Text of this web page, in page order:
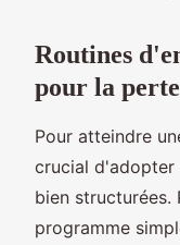
Routines
pour la
Pour atteindre
crucial d'adopter
bien structurées.
programme